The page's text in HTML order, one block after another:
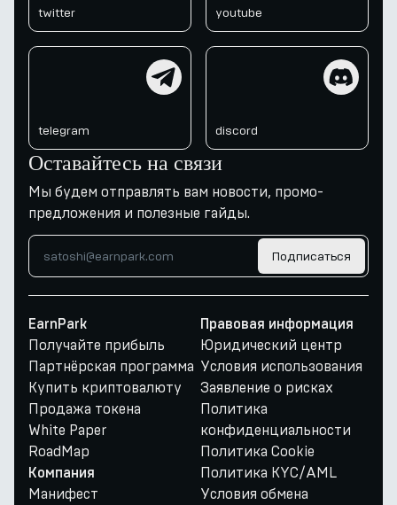
twitter youtube
telegram discord
Оставайтесь на связи
Мы будем отправлять вам новости, промо-
предложения и полезные гайды.
Подписаться
EarnPark
Получайте прибыль
Партнёрская программа
Купить криптовалюту
Продажа токена
White Paper
RoadMap
Компания
Манифест
Правовая информация
Юридический центр
Условия использования
Заявление о рисках
Политика
конфиденциальности
Политика Cookie
Политика KYC/AML
Условия обмена